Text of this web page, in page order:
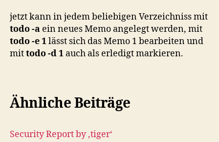
jetzt kann in jedem beliebigen Verzeichniss mit
todo -a ein neues Memo angelegt werden, mit
todo -e 1lässt sich das Memo 1 bearbeiten und
mittodo -d 1 auch als erledigt markieren.
Ähnliche Beiträge
Security Report by ‚tiger‘